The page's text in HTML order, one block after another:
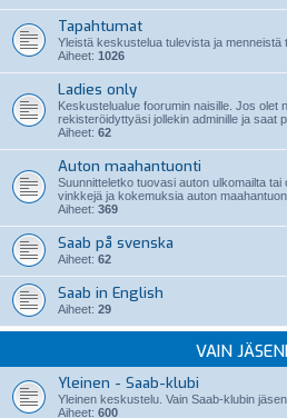
Tapahtumat
Yleistä keskustelua tulevista ja menneistä
Aiheet: 1026
Ladies only
Keskustelualue foorumin naisille. Jos olet
rekisteröidyttyäsi jollekin adminille ja saat
Aiheet: 62
Auton maahantuonti
Suunnitteletko tuovasi auton ulkomailta
vinkkejä ja kokemuksia auton
Aiheet: 369
Saab på svenska
Aiheet: 62
Saab in English
Aiheet: 29
VAIN
Yleinen - Saab-klubi
Yleinen keskustelu. Vain Saab-klubin
Aiheet: 600